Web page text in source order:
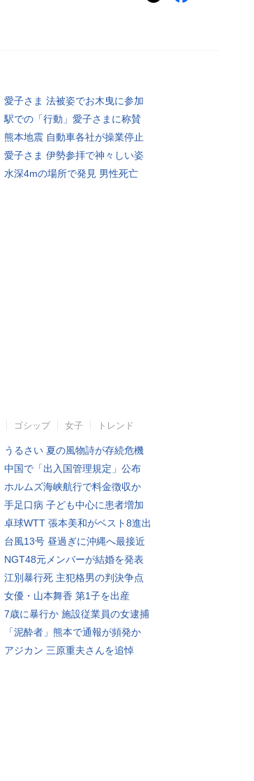
愛子さま 法被姿でお木曳に参加
駅での「行動」愛子さまに称賛
熊本地震 自動車各社が操業停止
愛子さま 伊勢参拝で神々しい姿
水深4mの場所で発見 男性死亡
ゴシップ 女子 トレンド
うるさい 夏の風物詩が存続危機
中国で「出入国管理規定」公布
ホルムズ海峡航行で料金徴収か
手足口病 子ども中心に患者増加
卓球WTT 張本美和がベスト8進出
台風13号 昼過ぎに沖縄へ最接近
NGT48元メンバーが結婚を発表
江別暴行死 主犯格男の判決争点
女優・山本舞香 第1子を出産
7歳に暴行か 施設従業員の女逮捕
「泥酔者」熊本で通報が頻発か
アジカン 三原重夫さんを追悼